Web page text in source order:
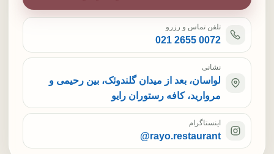
تلفن تماس و رزرو
021 2655 0072
نشانی
لواسان، بعد از میدان گلندوئک، بین رحیمی و
مروارید، کافه رستوران رایو
اینستاگرام
@rayo.restaurant